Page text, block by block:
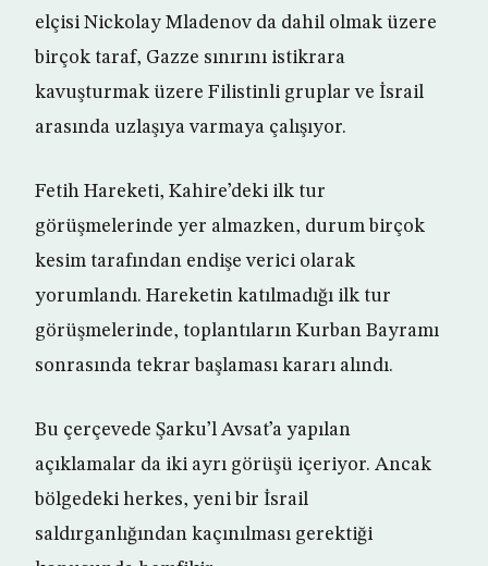
elçisi Nickolay Mladenov da dahil olmak üzere
birçok taraf, Gazze sınırını istikrara
kavuşturmak üzere Filistinli gruplar ve İsrail
arasında uzlaşıya varmaya çalışıyor.
Fetih Hareketi, Kahire’deki ilk tur
görüşmelerinde yer almazken, durum birçok
kesim tarafından endişe verici olarak
yorumlandı. Hareketin katılmadığı ilk tur
görüşmelerinde, toplantıların Kurban Bayramı
sonrasında tekrar başlaması kararı alındı.
Bu çerçevede Şarku’l Avsat’a yapılan
açıklamalar da iki ayrı görüşü içeriyor. Ancak
bölgedeki herkes, yeni bir İsrail
saldırganlığından kaçınılması gerektiği